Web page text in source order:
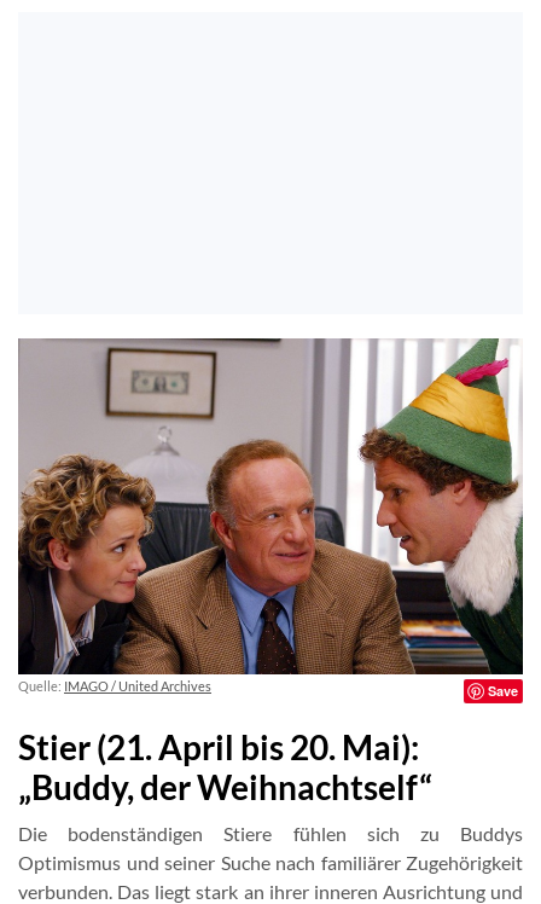
Quelle: IMAGO / United Archives Save
Stier (21. April bis 20. Mai):
„Buddy, der Weihnachtself“
Die bodenständigen Stiere fühlen sich zu Buddys
Optimismus und seiner Suche nach familiärer Zugehörigkeit
verbunden. Das liegt stark an ihrer inneren Ausrichtung und